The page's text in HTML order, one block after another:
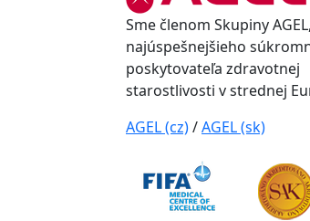
Sme členom Skupiny AGEL,
najúspešnejšieho
poskytovateľa zdravotnej
starostlivosti v strednej
AGEL (cz)/AGEL (sk)